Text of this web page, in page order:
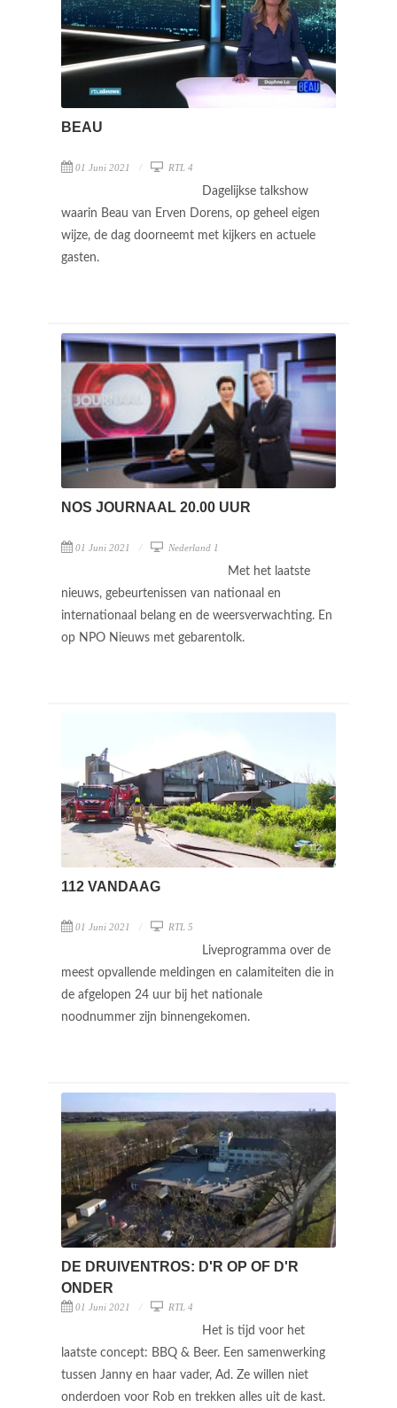
BEAU
01 Juni 2021 RTL 4
Dagelijkse talkshow
waarin Beau van Erven Dorens, op geheel eigen
wijze, de dag doorneemt met kijkers en actuele
gasten.
NOS JOURNAAL 20.00 UUR
01 Juni 2021 Nederland 1
Met het laatste
nieuws, gebeurtenissen van nationaal en
internationaal belang en de weersverwachting. En
op NPO Nieuws met gebarentolk.
112 VANDAAG
01 Juni 2021 RTL 5
Liveprogramma over de
meest opvallende meldingen en calamiteiten die in
de afgelopen 24 uur bij het nationale
noodnummer zijn binnengekomen.
DE DRUIVENTROS: D'R OP OF D'R
ONDER
01 Juni 2021 RTL 4
Het is tijd voor het
laatste concept: BBQ & Beer. Een samenwerking
tussen Janny en haar vader, Ad. Ze willen niet
onderdoen voor Rob en trekken alles uit de kast.